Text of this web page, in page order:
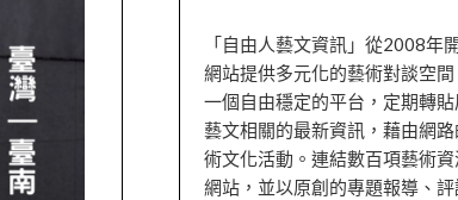
「自由人藝文資訊」從2008年
網站提供多元化的藝術對談空
一個自由穩定的平台，定期轉貼
藝文相關的最新資訊，藉由網
術文化活動。連結數百項藝術
網站，並以原創的專題報導、評